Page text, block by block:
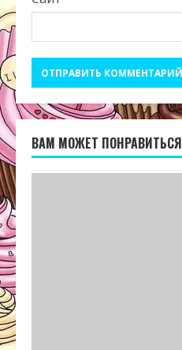
ВАМ МОЖЕТ ПОНРАВИТЬСЯ